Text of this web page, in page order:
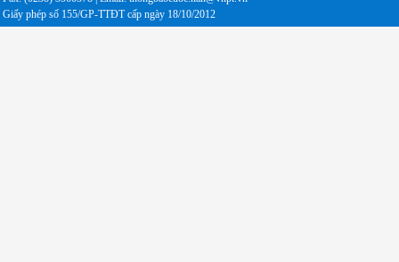
Giấy phép số 155/GP-TTĐT cấp ngày 18/10/2012